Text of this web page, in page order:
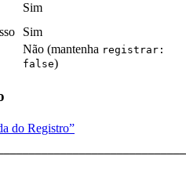
Sim
Sim
Não (mantenha registrar:
false)
do Registro”